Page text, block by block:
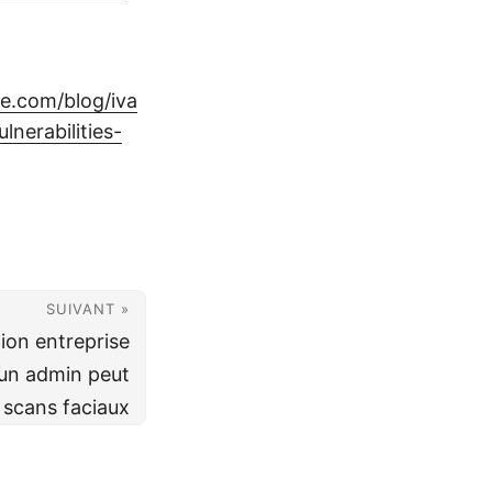
blog/iva
SUIVANT »
entreprise
admin peut
faciaux